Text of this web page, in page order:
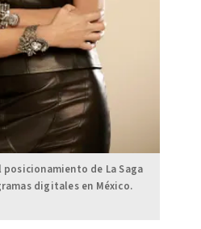
posicionamiento de La Saga
digitales en México.